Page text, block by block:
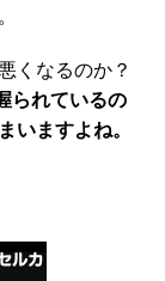
くなるのか？
られているの
いますよね。